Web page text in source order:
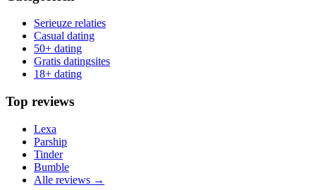
Serieuze relaties
Casual dating
50+ dating
Gratis datingsites
18+ dating
Top reviews
Lexa
Parship
Tinder
Bumble
Alle reviews →